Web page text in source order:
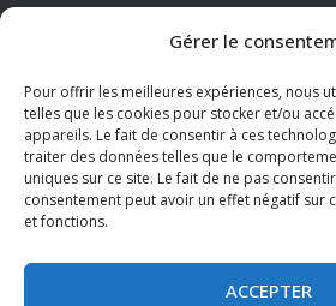
Gérer le
Pour offrir les meilleures expériences, nous
telles que les cookies pour stocker et/ou
appareils. Le fait de consentir à ces
traiter des données telles que le
uniques sur ce site. Le fait de ne pas
consentement peut avoir un effet négatif sur
et fonctions.
ACCEPTER
CONTACTER LA PHOTOGRAPHE
MENTIONS LÉGALES & TRAITEMENT DES
CGV
TARIFS S’ABONNER AUX ACTUS
©2024 Sophie Photo Lille